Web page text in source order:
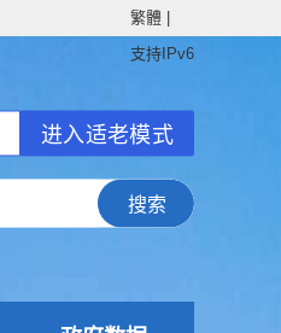
繁體
支持IPv6
进入适老模式